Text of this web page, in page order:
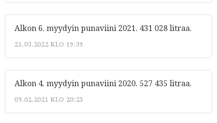
Alkon 6. myydyin punaviini 2021. 431 028 litraa.
21.03.2022 KLO 19:39
Alkon 4. myydyin punaviini 2020. 527 435 litraa.
09.02.2021 KLO 20:23